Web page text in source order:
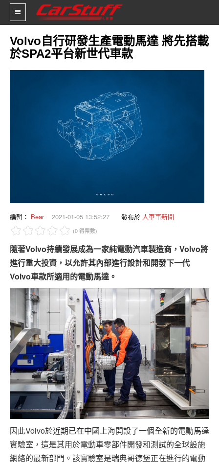
新車價格
試車報導
專題報導
車型比拼
兩輪世界
Volvo自行研發生產電動馬達 將先搭載
於SPA2平台新世代車款
編輯： Bear 2021-01-05 13:52:27 發布於 人車事新聞
(0 得票數)
隨著Volvo持續發展成為一家純電動汽車製造商，Volvo將
進行重大投資，以允許其內部進行設計和開發下一代
Volvo車款所適用的電動馬達。
因此Volvo於近期已在中國上海開設了一個全新的電動馬達
實驗室，這是其用於電動車零部件開發和測試的全球設施
網絡的最新部門。該實驗室是瑞典哥德堡正在進行的電動